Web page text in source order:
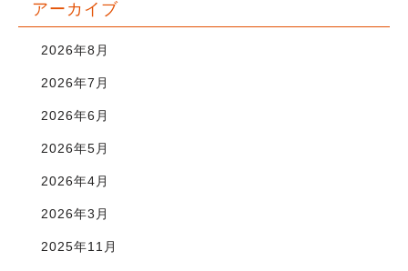
アーカイブ
2026年8月
2026年7月
2026年6月
2026年5月
2026年4月
2026年3月
2025年11月